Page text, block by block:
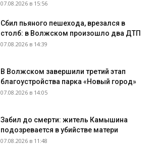
07.08.2026 в 15:56
Сбил пьяного пешехода, врезался в
столб: в Волжском произошло два ДТП
07.08.2026 в 14:39
В Волжском завершили третий этап
благоустройства парка «Новый город»
07.08.2026 в 14:05
Забил до смерти: житель Камышина
подозревается в убийстве матери
07.08.2026 в 11:48